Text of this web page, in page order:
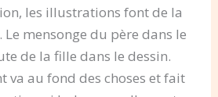
les illustrations font de la
mensonge du père dans le
de la fille dans le dessin.
va au fond des choses et fait